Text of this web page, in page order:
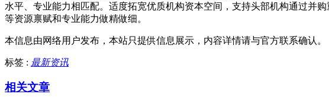
水平、专业能力相匹配。适度拓宽优质机构资本空间，支持头部机构通过并
等资源禀赋和专业能力做精做细。
本信息由网络用户发布， 本站只提供信息展示，内容详情请与官方联系确认。
标签 : 最新资讯
相关文章